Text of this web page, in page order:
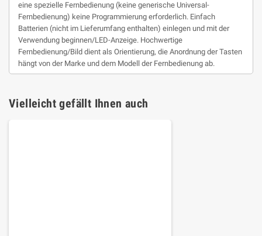
eine spezielle Fernbedienung (keine generische Universal-
Fernbedienung) keine Programmierung erforderlich. Einfach
Batterien (nicht im Lieferumfang enthalten) einlegen und mit der
Verwendung beginnen/LED-Anzeige. Hochwertige
Fernbedienung/Bild dient als Orientierung, die Anordnung der Tasten
hängt von der Marke und dem Modell der Fernbedienung ab.
Vielleicht gefällt Ihnen auch